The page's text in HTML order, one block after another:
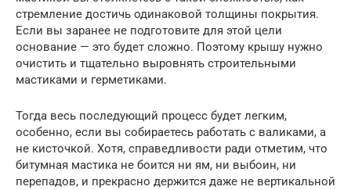
стремление достичь одинаковой толщины покрытия.
Если вы заранее не подготовите для этой цели
основание — это будет сложно. Поэтому крышу нужно
очистить и тщательно выровнять строительными
мастиками и герметиками.
Тогда весь последующий процесс будет легким,
особенно, если вы собираетесь работать с валиками, а
не кисточкой. Хотя, справедливости ради отметим, что
битумная мастика не боится ни ям, ни выбоин, ни
перепадов, и прекрасно держится даже не вертикальной